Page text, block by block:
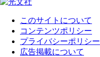
このサイトについて
コンテンツポリシー
プライバシーポリシー
広告掲載について